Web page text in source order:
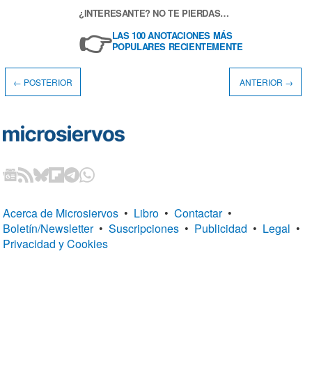
¿INTERESANTE? NO TE PIERDAS…
👉LAS 100 ANOTACIONES MÁS
POPULARES RECIENTEMENTE
← POSTERIOR ANTERIOR →
Acerca de Microsiervos • Libro • Contactar •
Boletín/Newsletter • Suscripciones • Publicidad • Legal •
Privacidad y Cookies